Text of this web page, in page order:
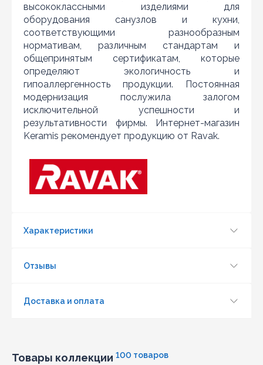
высококлассными изделиями для
оборудования санузлов и кухни,
соответствующими разнообразным
нормативам, различным стандартам и
общепринятым сертификатам, которые
определяют экологичность и
гипоаллергенность продукции. Постоянная
модернизация послужила залогом
исключительной успешности и
результативности фирмы. Интернет-магазин
Keramis рекомендует продукцию от Ravak.
Характеристики
Отзывы
Доставка и оплата
Товары коллекции 100 товаров
Обновить капчу (CAPTCHA)